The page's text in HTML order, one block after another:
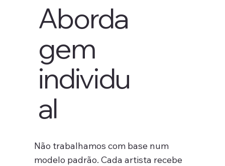
Aborda
gem
individu
al
Não trabalhamos com base num
modelo padrão. Cada artista recebe